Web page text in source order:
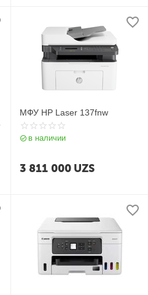
МФУ HP Laser 137fnw
в наличии
3 811 000 UZS